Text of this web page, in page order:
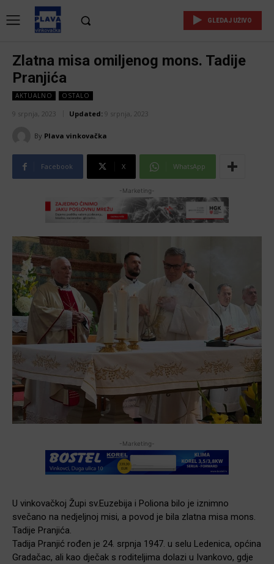
GLEDAJ UŽIVO
Zlatna misa omiljenog mons. Tadije
Pranjića
AKTUALNO OSTALO
9 srpnja, 2023 Updated: 9 srpnja, 2023
By Plava vinkovačka
Facebook X WhatsApp
-Marketing-
-Marketing-
U vinkovačkoj Župi sv.Euzebija i Poliona bilo je iznimno
svečano na nedjeljnoj misi, a povod je bila zlatna misa mons.
Tadije Pranjića.
Tadija Pranjić rođen je 24. srpnja 1947. u selu Ledenica, općina
Gradačac, ali kao dječak s roditeljima dolazi u Ivankovo, gdje